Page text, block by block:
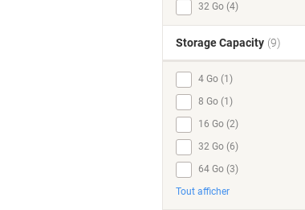
32 Go (4)
Storage Capacity (9)
4 Go (1)
8 Go (1)
16 Go (2)
32 Go (6)
64 Go (3)
Tout afficher